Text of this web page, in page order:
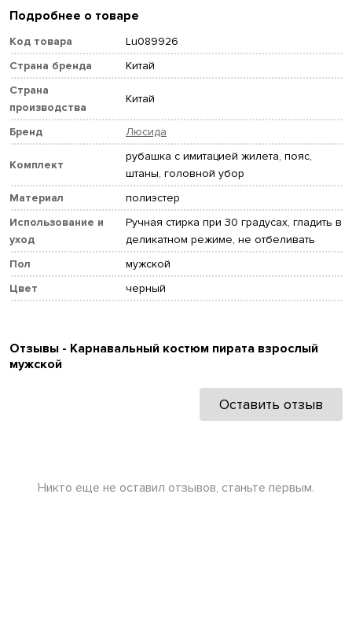
Подробнее о товаре
Код товара
Lu089926
Страна бренда
Китай
Страна
производства
Китай
Бренд Люсида
Комплект
рубашка с имитацией жилета, пояс,
штаны, головной убор
Материал
полиэстер
Использование и
уход
Ручная стирка при 30 градусах, гладить в
деликатном режиме, не отбеливать
Пол
мужской
Цвет
черный
Отзывы - Карнавальный костюм пирата взрослый
мужской
Оставить отзыв
Никто еще не оставил отзывов, станьте первым.